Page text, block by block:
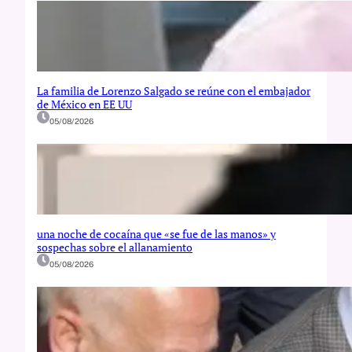
La familia de Lorenzo Salgado se reúne con el embajador
de México en EE UU
05/08/2026
una noche de cocaína que «se fue de las manos» y
sospechas sobre el allanamiento
05/08/2026